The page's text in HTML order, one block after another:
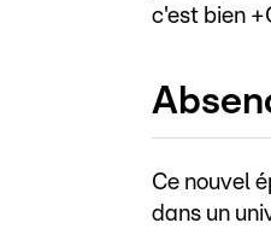
c'est bien
Ce nouvel
dans un